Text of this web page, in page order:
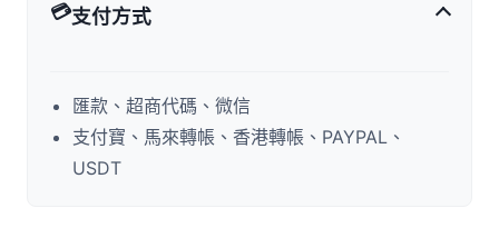
💳支付方式
匯款、超商代碼、微信
支付寶、馬來轉帳、香港轉帳、PAYPAL、
USDT